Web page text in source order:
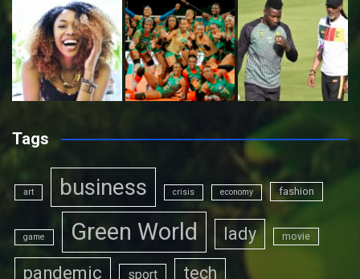
Tags
art business crisis economy fashion
game Green World lady movie
pandemic sport tech